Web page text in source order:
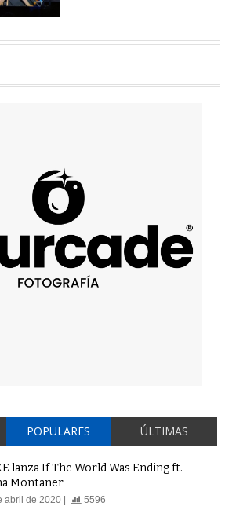
POPULARES ÚLTIMAS
lanza If The World Was Ending ft.
Montaner
abril de 2020 | 5596